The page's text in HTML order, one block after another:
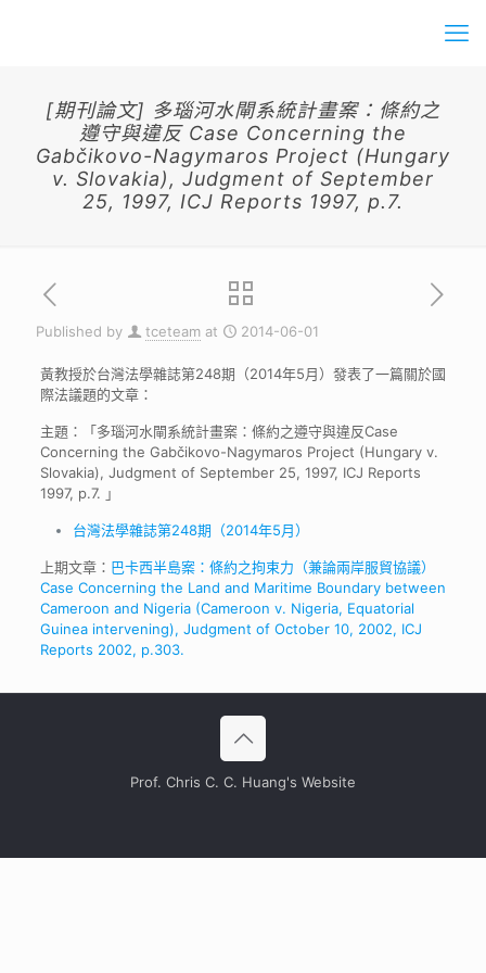
[期刊論文] 多瑙河水閘系統計畫案：條約之
遵守與違反 Case Concerning the
Gabčikovo-Nagymaros Project (Hungary
v. Slovakia), Judgment of September
25, 1997, ICJ Reports 1997, p.7.
Published by tceteam at 2014-06-01
黃教授於台灣法學雜誌第248期（2014年5月）發表了一篇關於國
際法議題的文章：
主題：「多瑙河水閘系統計畫案：條約之遵守與違反Case
Concerning the Gabčikovo-Nagymaros Project (Hungary v.
Slovakia), Judgment of September 25, 1997, ICJ Reports
1997, p.7. 」
台灣法學雜誌第248期（2014年5月）
上期文章： 巴卡西半島案：條約之拘束力（兼論兩岸服貿協議）
Case Concerning the Land and Maritime Boundary between
Cameroon and Nigeria (Cameroon v. Nigeria, Equatorial
Guinea intervening), Judgment of October 10, 2002, ICJ
Reports 2002, p.303.
Prof. Chris C. C. Huang's Website